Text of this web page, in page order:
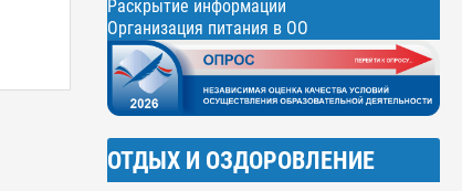
Раскрытие информации
Организация питания в ОО
ОТДЫХ И ОЗДОРОВЛЕНИЕ